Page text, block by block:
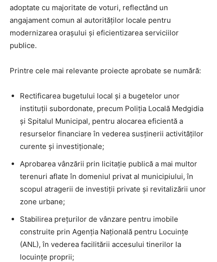
adoptate cu majoritate de voturi, reflectând un
angajament comun al autorităților locale pentru
modernizarea orașului și eficientizarea serviciilor
publice.
Printre cele mai relevante proiecte aprobate se numără:
Rectificarea bugetului local și a bugetelor unor
instituții subordonate, precum Poliția Locală Medgidia
și Spitalul Municipal, pentru alocarea eficientă a
resurselor financiare în vederea susținerii activităților
curente și investiționale;
Aprobarea vânzării prin licitație publică a mai multor
terenuri aflate în domeniul privat al municipiului, în
scopul atragerii de investiții private și revitalizării unor
zone urbane;
Stabilirea prețurilor de vânzare pentru imobile
construite prin Agenția Națională pentru Locuințe
(ANL), în vederea facilitării accesului tinerilor la
locuințe proprii;